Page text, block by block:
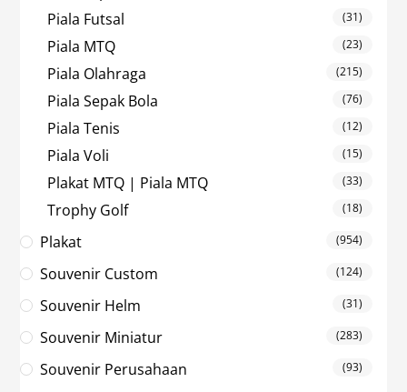
Piala Futsal
(31)
Piala MTQ (23)
Piala Olahraga (215)
Piala Sepak Bola (76)
Piala Tenis (12)
Piala Voli (15)
Plakat MTQ | Piala MTQ (33)
Trophy Golf (18)
Plakat (954)
Souvenir Custom (124)
Souvenir Helm (31)
Souvenir Miniatur (283)
Souvenir Perusahaan (93)